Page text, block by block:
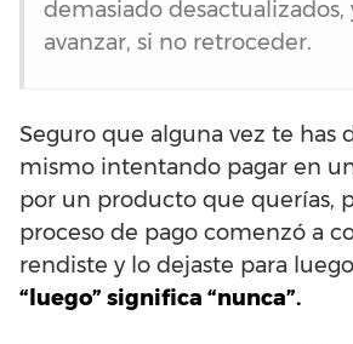
demasiado desactualizados,
avanzar, si no retroceder.
Seguro que alguna vez te has
mismo intentando pagar en
por un producto que querías,
proceso de pago comenzó a
rendiste y lo dejaste para
“luego” significa “nunca”.